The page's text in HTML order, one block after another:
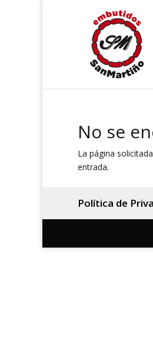
No se
La página
entrada.
Política de